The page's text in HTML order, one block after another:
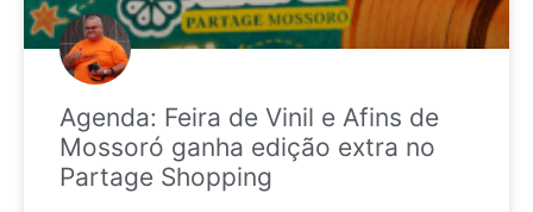
Agenda: Feira de Vinil e Afins de
Mossoró ganha edição extra no
Partage Shopping